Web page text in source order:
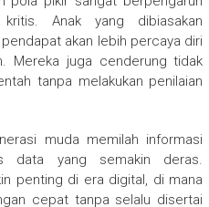
Anak yang dibiasakan
akan lebih percaya diri
Mereka juga cenderung tidak
tanpa melakukan penilaian
muda memilah informasi
data yang semakin deras.
penting di era digital, di mana
cepat tanpa selalu disertai